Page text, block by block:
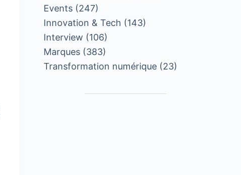
Events (247)
Innovation & Tech (143)
Interview (106)
Marques (383)
Transformation numérique (23)